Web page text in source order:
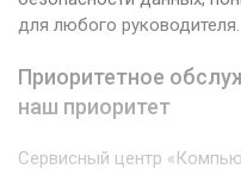
для любого руководителя.
Приоритетное
наш приоритет
Сервисный центр